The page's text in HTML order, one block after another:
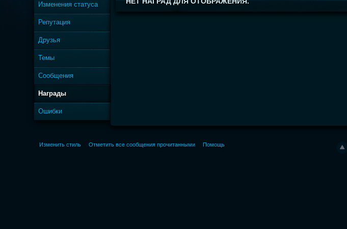
Изменения статуса
Репутация
Друзья
Темы
Сообщения
Награды
Ошибки
Изменить стиль Отметить все сообщения прочитанными Помощь